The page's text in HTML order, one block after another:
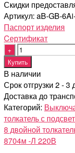
Скидки
Артикул: aB-GB-
Паспорт изделия
Cертификат
Quantity
Купить
В наличии
Срок отгрузки 2 - 3
Доставка до
Категорий:
толкатель с
8 двойной
8704м -Л 220В